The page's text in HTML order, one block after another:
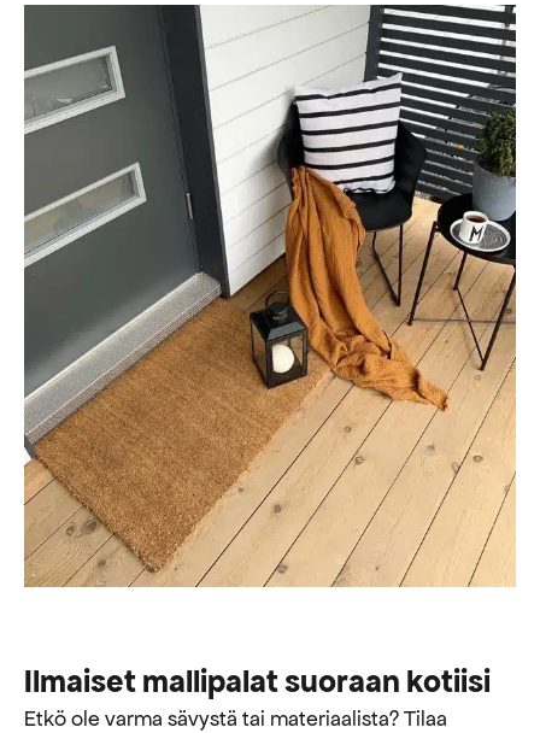
Ilmaiset mallipalat suoraan kotiisi
Etkö ole varma sävystä tai materiaalista? Tilaa